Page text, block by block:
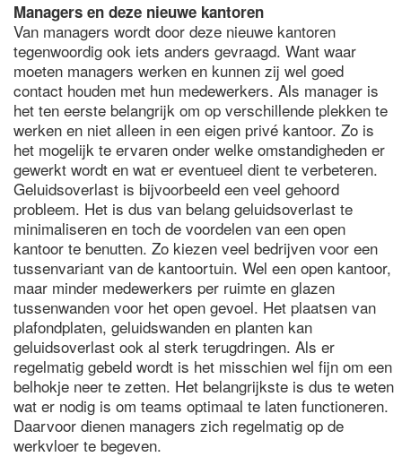
Managers en deze nieuwe kantoren
Van managers wordt door deze nieuwe kantoren
tegenwoordig ook iets anders gevraagd. Want waar
moeten managers werken en kunnen zij wel goed
contact houden met hun medewerkers. Als manager is
het ten eerste belangrijk om op verschillende plekken te
werken en niet alleen in een eigen privé kantoor. Zo is
het mogelijk te ervaren onder welke omstandigheden er
gewerkt wordt en wat er eventueel dient te verbeteren.
Geluidsoverlast is bijvoorbeeld een veel gehoord
probleem. Het is dus van belang geluidsoverlast te
minimaliseren en toch de voordelen van een open
kantoor te benutten. Zo kiezen veel bedrijven voor een
tussenvariant van de kantoortuin. Wel een open kantoor,
maar minder medewerkers per ruimte en glazen
tussenwanden voor het open gevoel. Het plaatsen van
plafondplaten, geluidswanden en planten kan
geluidsoverlast ook al sterk terugdringen. Als er
regelmatig gebeld wordt is het misschien wel fijn om een
belhokje neer te zetten. Het belangrijkste is dus te weten
wat er nodig is om teams optimaal te laten functioneren.
Daarvoor dienen managers zich regelmatig op de
werkvloer te begeven.